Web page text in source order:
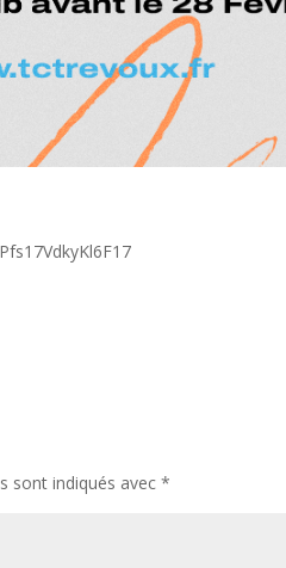
sont indiqués avec*